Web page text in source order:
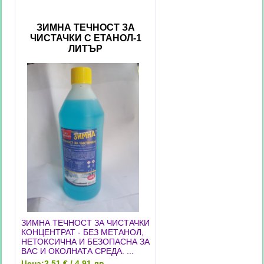
ЗИМНА ТЕЧНОСТ ЗА
ЧИСТАЧКИ С ЕТАНОЛ-1
ЛИТЪР
ЗИМНА ТЕЧНОСТ ЗА ЧИСТАЧКИ
КОНЦЕНТРАТ - БЕЗ МЕТАНОЛ,
НЕТОКСИЧНА И БЕЗОПАСНА ЗА
ВАС И ОКОЛНАТА СРЕДА. ...